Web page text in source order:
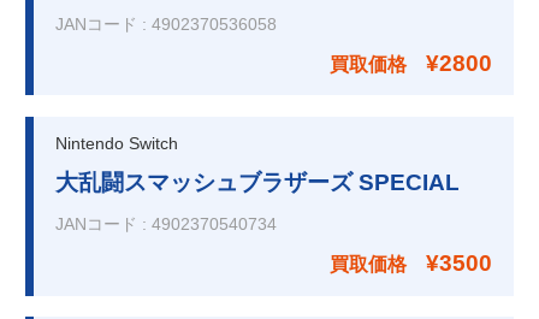
JANコード : 4902370536058
買取価格 ¥2800
Nintendo Switch
大乱闘スマッシュブラザーズ SPECIAL
JANコード : 4902370540734
買取価格 ¥3500